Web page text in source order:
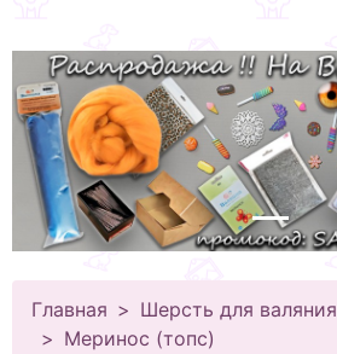
Главная
Шерсть для валяния
Меринос (топс)